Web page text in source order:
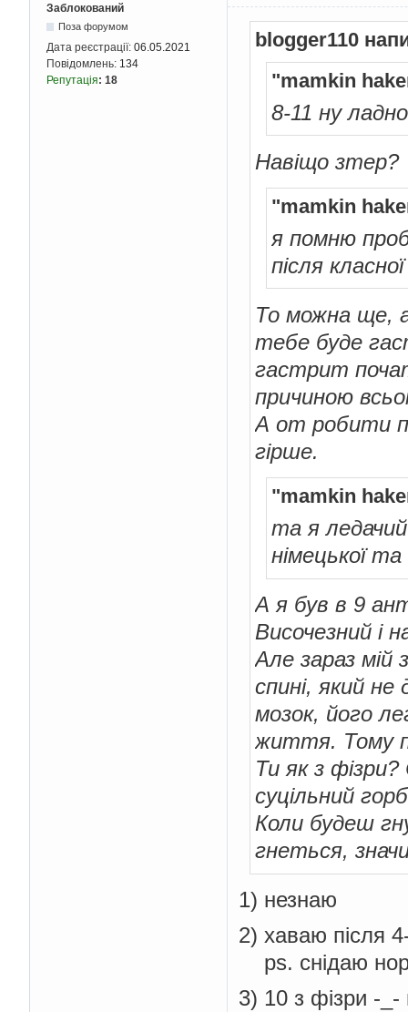
Заблокований
Поза форумом
Дата реєстрації: 06.05.2021
Повідомлень: 134
Репутація: 18
blogger110
"mamkin
8-11 ну ладно
Навіщо зтер?
"mamkin
я помню
після
То можна ще,
тебе буде
гастрит
причиною
А от робити
гірше.
"mamkin
та я ледачий
німецької
А я був в 9
Височезний і
Але зараз мій
спині, який
мозок, його
життя. Тому
Ти як з
суцільний
Коли будеш
гнеться,
1) незнаю
2) хаваю після
ps. снідаю
3) 10 з фізри -